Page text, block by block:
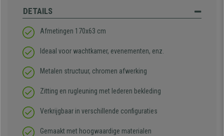
DETAILS
Afmetingen 170x63 cm
Ideaal voor wachtkamer, evenementen, enz.
Metalen structuur, chromen afwerking
Zitting en rugleuning met lederen bekleding
Verkrijgbaar in verschillende configuraties
Gemaakt met hoogwaardige materialen